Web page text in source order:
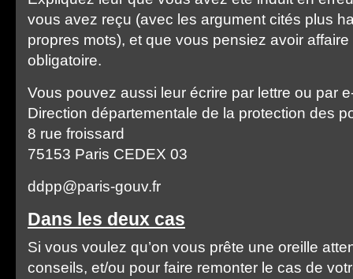
vous avez reçu (avec les argument cités plus
propres mots), et que vous pensiez avoir
obligatoire.
Vous pouvez aussi leur écrire par lettre ou par
Direction départementale de la protection des
8 rue froissard
75153 Paris CEDEX 03
ddpp@paris-gouv.fr
Dans les deux cas
Si vous voulez qu’on vous prête une oreille
conseils, et/ou pour faire remonter le cas de